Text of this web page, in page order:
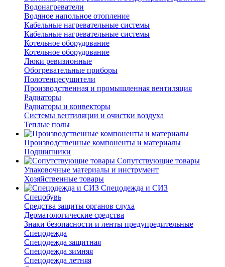
Водонагреватели
Водяное напольное отопление
Кабельные нагревательные системы
Кабельные нагревательные системы
Котельное оборудование
Котельное оборудование
Люки ревизионные
Обогревательные приборы
Полотенцесушители
Производственная и промышленная вентиляция
Радиаторы
Радиаторы и конвекторы
Системы вентиляции и очистки воздуха
Теплые полы
Производственные компоненты и материалы
Подшипники
Сопутствующие товары
Упаковочные материалы и инструмент
Хозяйственные товары
Спецодежда и СИЗ
Спецобувь
Средства защиты органов слуха
Дерматологические средства
Знаки безопасности и ленты предупредительные
Спецодежда
Спецодежда защитная
Спецодежда зимняя
Спецодежда летняя